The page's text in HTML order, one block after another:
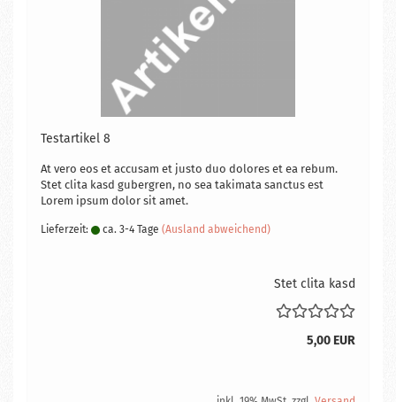
Te­st­ar­ti­kel 8
At vero eos et ac­cu­sam et justo duo do­lo­res et ea rebum.
Stet clita kasd gu­ber­gren, no sea ta­ki­ma­ta sanc­tus est
Lorem ipsum dolor sit amet.
Lieferzeit: ca. 3-4 Tage (Ausland abweichend)
Stet clita kasd
5,00 EUR